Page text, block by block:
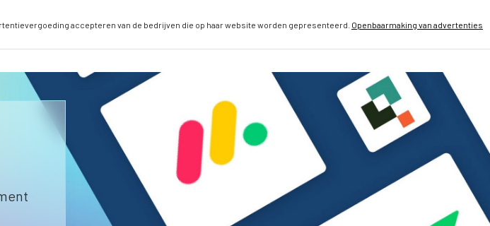
accepteren van de bedrijven die op haar website worden gepresenteerd. Openbaarmaking van advertenties